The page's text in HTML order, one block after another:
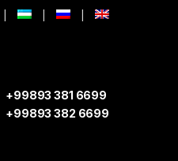
+99893 381 6699
+99893 382 6699